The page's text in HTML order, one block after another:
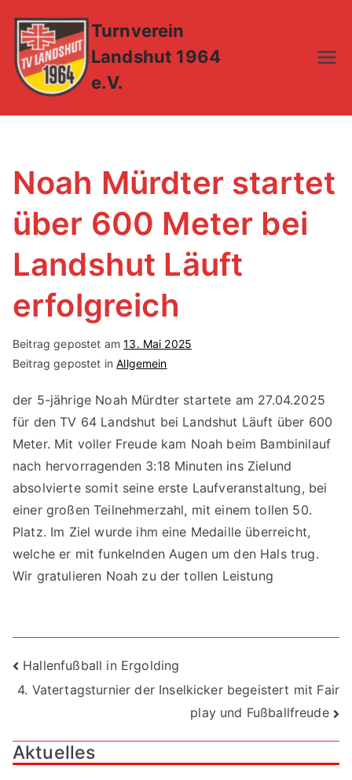
Inhalt
springen
Turnverein
Landshut 1964
e.V.
Noah Mürdter startet
über 600 Meter bei
Landshut Läuft
erfolgreich
Beitrag gepostet am13. Mai 2025
Beitrag gepostet inAllgemein
der 5-jährige Noah Mürdter startete am 27.04.2025
für den TV 64 Landshut bei Landshut Läuft über 600
Meter. Mit voller Freude kam Noah beim Bambinilauf
nach hervorragenden 3:18 Minuten ins Zielund
absolvierte somit seine erste Laufveranstaltung, bei
einer großen Teilnehmerzahl, mit einem tollen 50.
Platz. Im Ziel wurde ihm eine Medaille überreicht,
welche er mit funkelnden Augen um den Hals trug.
Wir gratulieren Noah zu der tollen Leistung
Beitragsnavigation
Hallenfußball in Ergolding
4. Vatertagsturnier der Inselkicker begeistert mit Fair
play und Fußballfreude
Aktuelles